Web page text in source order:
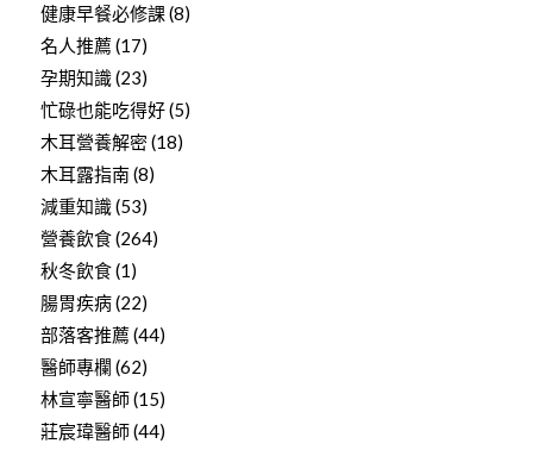
健康早餐必修課(8)
名人推薦 (17)
孕期知識(23)
忙碌也能吃得好(5)
木耳營養解密(18)
木耳露指南(8)
減重知識(53)
營養飲食(264)
秋冬飲食(1)
腸胃疾病(22)
部落客推薦 (44)
醫師專欄 (62)
林宣寧醫師(15)
莊宸瑋醫師(44)